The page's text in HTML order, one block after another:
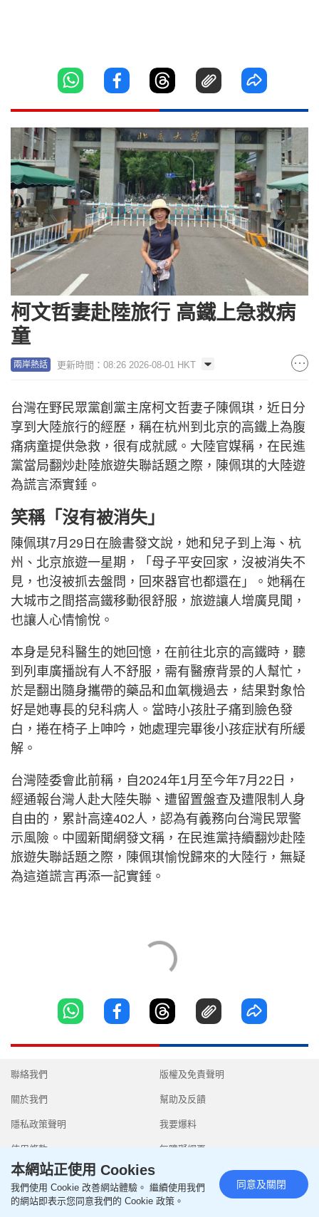
柯文哲妻赴陸旅行 高鐵上急救病
童
兩岸熱話 更新時間：08:26 2026-08-01 HKT
台灣在野民眾黨創黨主席柯文哲妻子陳佩琪，近日分
享到大陸旅行的經歷，稱在杭州到北京的高鐵上為腹
痛病童提供急救，很有成就感。大陸官媒稱，在民進
黨當局翻炒赴陸旅遊失聯話題之際，陳佩琪的大陸遊
為謊言添實錘。
笑稱「沒有被消失」
陳佩琪7月29日在臉書發文說，她和兒子到上海、杭
州、北京旅遊一星期，「母子平安回家，沒被消失不
見，也沒被抓去盤問，回來器官也都還在」。她稱在
大城市之間搭高鐵移動很舒服，旅遊讓人增廣見聞，
也讓人心情愉悅。
本身是兒科醫生的她回憶，在前往北京的高鐵時，聽
到列車廣播說有人不舒服，需有醫療背景的人幫忙，
於是翻出隨身攜帶的藥品和血氧機過去，結果對象恰
好是她專長的兒科病人。當時小孩肚子痛到臉色發
白，捲在椅子上呻吟，她處理完畢後小孩症狀有所緩
解。
台灣陸委會此前稱，自2024年1月至今年7月22日，
經通報台灣人赴大陸失聯、遭留置盤查及遭限制人身
自由的，累計高達402人，認為有義務向台灣民眾警
示風險。中國新聞網發文稱，在民進黨持續翻炒赴陸
旅遊失聯話題之際，陳佩琪愉悅歸來的大陸行，無疑
為這道謊言再添一記實錘。
聯絡我們
關於我們
隱私政策聲明
使用條款
版權及免責聲明
幫助及反饋
我要爆料
無障礙網頁
Copyright © 2026 SingTao Ltd.All rights reserved.
本網站正使用 Cookies
我們使用 Cookie 改善網站體驗。 繼續使用我們
的網站即表示您同意我們的 Cookie 政策。
同意及關閉